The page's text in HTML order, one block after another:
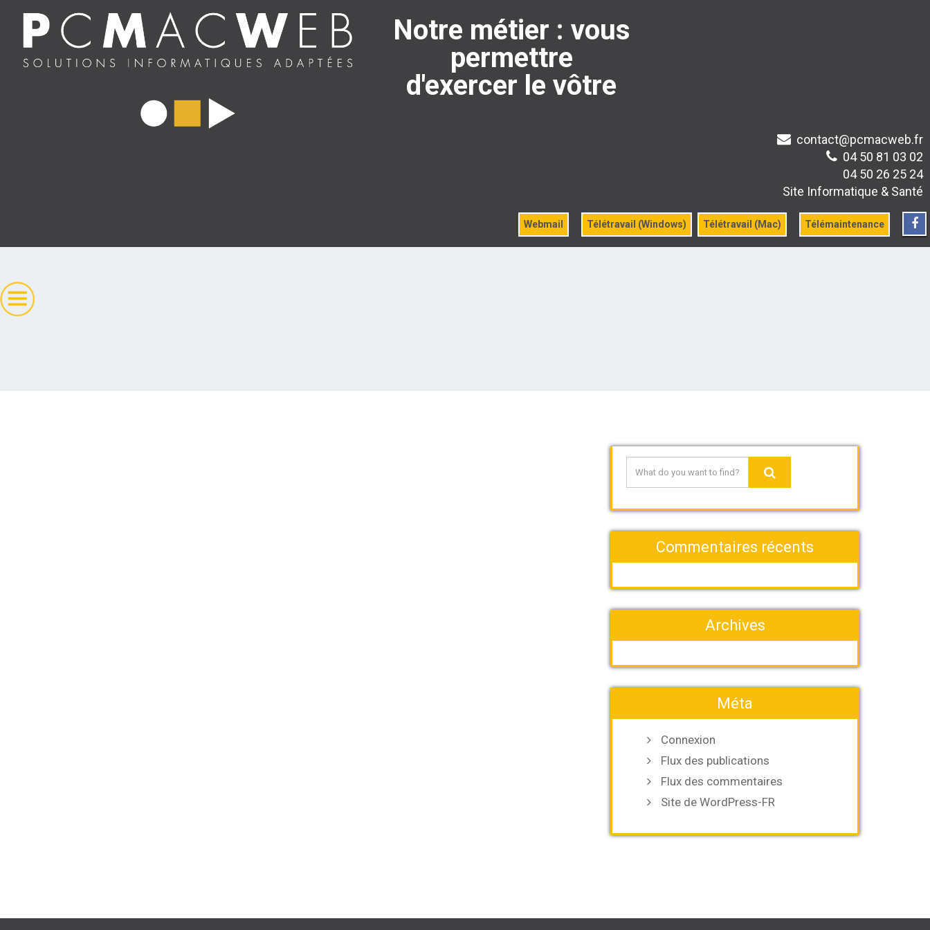
Notre métier : vous
permettre
d'exercer le vôtre
contact@pcmacweb.fr
04 50 81 03 02
04 50 26 25 24
Site Informatique & Santé
Webmail Télétravail (Windows) Télétravail (Mac) Télémaintenance
Commentaires récents
Archives
Méta
Connexion
Flux des publications
Flux des commentaires
Site de WordPress-FR